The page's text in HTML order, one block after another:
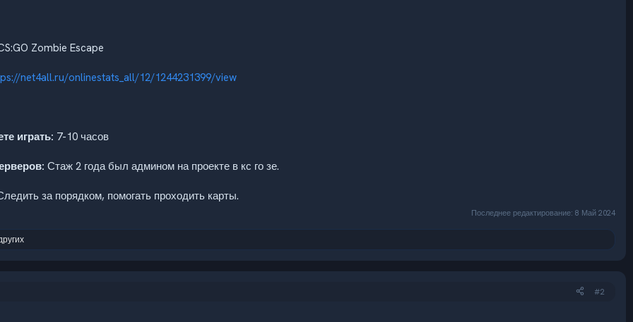
Zombie Escape
net4all.ru/onlinestats_all/12/1244231399/view
играть: 7-10 часов
Стаж 2 года был админом на проекте в кс го зе.
за порядком, помогать проходить карты.
Последнее редактирование: 8 Май 2024
#2